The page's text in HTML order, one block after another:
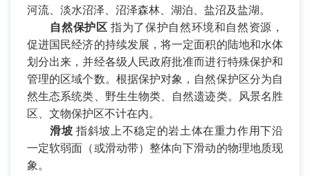
河流、淡水沼泽、沼泽森林、湖泊、盐沼及盐湖。
自然保护区 指为了保护自然环境和自然资源，
促进国民经济的持续发展，将一定面积的陆地和水体
划分出来，并经各级人民政府批准而进行特殊保护和
管理的区域个数。根据保护对象，自然保护区分为自
然生态系统类、野生生物类、自然遗迹类。风景名胜
区、文物保护区不计在内。
滑坡 指斜坡上不稳定的岩土体在重力作用下沿
一定软弱面（或滑动带）整体向下滑动的物理地质现
象。